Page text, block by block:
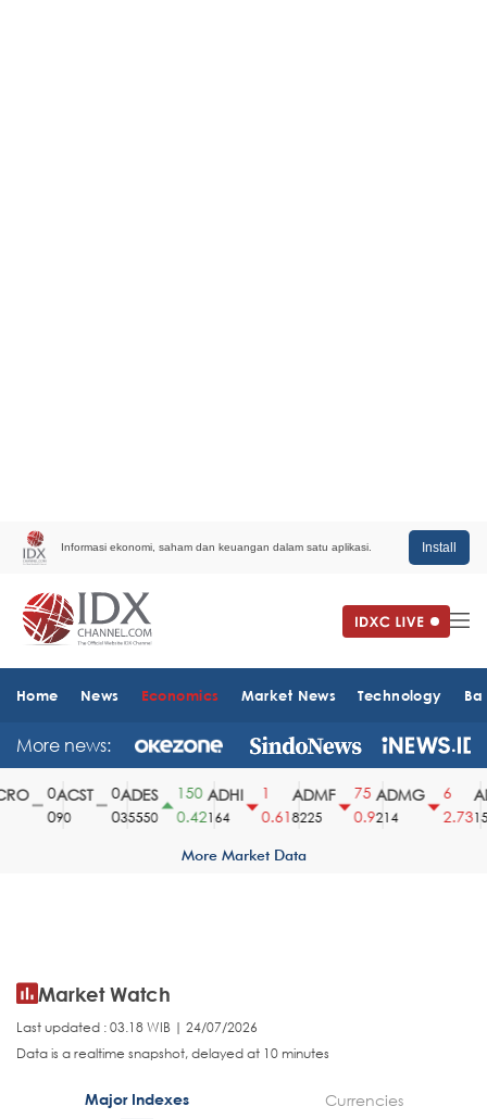
Informasi ekonomi, saham dan keuangan dalam satu aplikasi. Install
Home News Economics Market News Technology
More news:
ACST
90
ADES
35550
150
0.42
ADHI
164
0.61
ADMF
8225
75
0.9
ADMG
214
2.73
More Market Data
Market Watch
Last updated : 03.18 WIB | 24/07/2026
Data is a realtime snapshot, delayed at 10 minutes
Major Indexes Currencies